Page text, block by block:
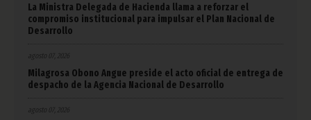
La Ministra Delegada de Hacienda llama a reforzar el
compromiso institucional para impulsar el Plan Nacional de
Desarrollo
agosto 07, 2026
Milagrosa Obono Angue preside el acto oficial de entrega de
despacho de la Agencia Nacional de Desarrollo
agosto 07, 2026